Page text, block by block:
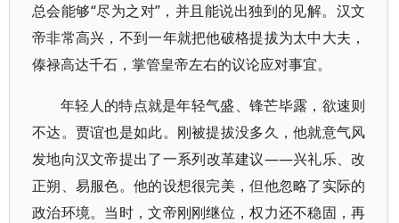
总会能够“尽为之对”，并且能说出独到的见解。汉文
帝非常高兴，不到一年就把他破格提拔为太中大夫，
傣禄高达千石，掌管皇帝左右的议论应对事宜。
年轻人的特点就是年轻气盛、锋芒毕露，欲速则
不达。贾谊也是如此。刚被提拔没多久，他就意气风
发地向汉文帝提出了一系列改革建议——兴礼乐、改
正朔、易服色。他的设想很完美，但他忽略了实际的
政治环境。当时，文帝刚刚继位，权力还不稳固，再